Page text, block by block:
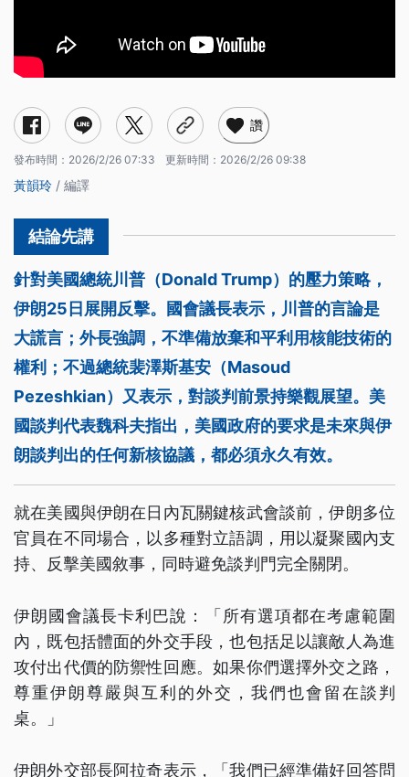
讚
發布時間： 2026/2/26 07:33 更新時間： 2026/2/26 09:38
黃韻玲 / 編譯
針對美國總統川普（Donald Trump）的壓力策略，
伊朗25日展開反擊。國會議長表示，川普的言論是
大謊言；外長強調，不準備放棄和平利用核能技術的
權利；不過總統裴澤斯基安（Masoud
Pezeshkian）又表示，對談判前景持樂觀展望。美
國談判代表魏科夫指出，美國政府的要求是未來與伊
朗談判出的任何新核協議，都必須永久有效。
就在美國與伊朗在日內瓦關鍵核武會談前，伊朗多位
官員在不同場合，以多種對立語調，用以凝聚國內支
持、反擊美國敘事，同時避免談判門完全關閉。
伊朗國會議長卡利巴說：「所有選項都在考慮範圍
內，既包括體面的外交手段，也包括足以讓敵人為進
攻付出代價的防禦性回應。如果你們選擇外交之路，
尊重伊朗尊嚴與互利的外交，我們也會留在談判
桌。」
伊朗外交部長阿拉奇表示，「我們已經準備好回答問